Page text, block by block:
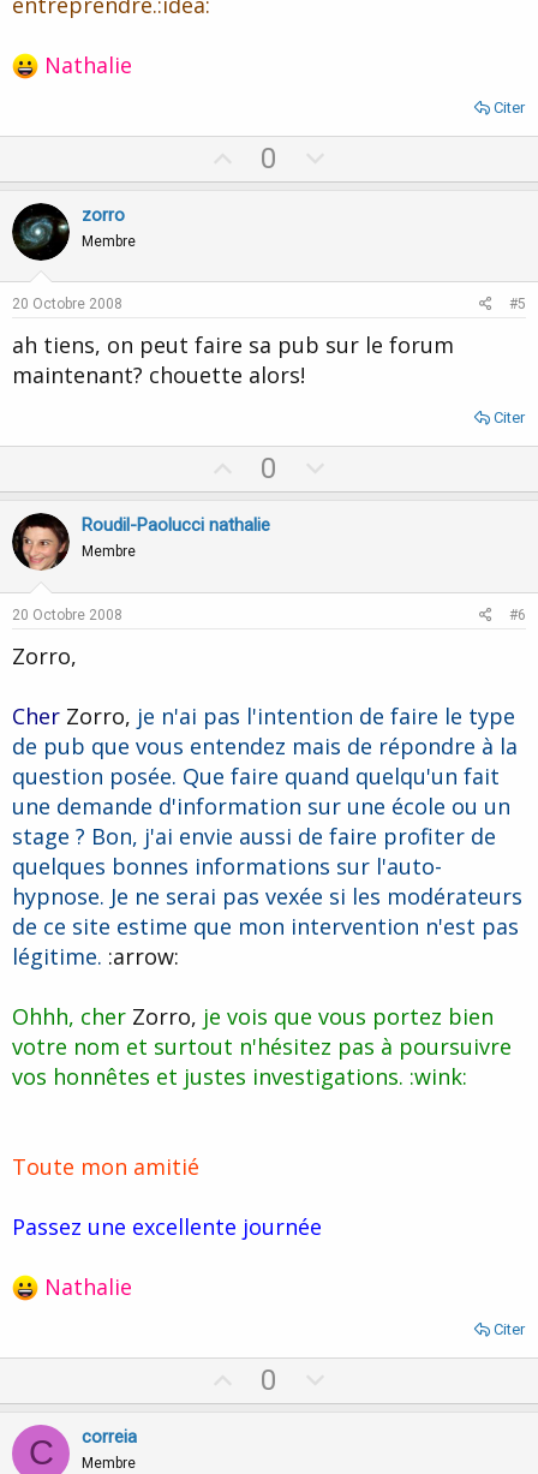
Nathalie
Citer
p
t
0
o
v
e
zorro
Membre
20 Octobre 2008 #5
ah tiens, on peut faire sa pub sur le forum
maintenant? chouette alors!
Citer
p
v
0
o
Roudil-Paolucci nathalie
Membre
20 Octobre 2008 #6
Zorro,
Cher Zorro, je n'ai pas l'intention de faire le type
de pub que vous entendez mais de répondre à la
question posée. Que faire quand quelqu'un fait
une demande d'information sur une école ou un
stage ? Bon, j'ai envie aussi de faire profiter de
quelques bonnes informations sur l'auto-
hypnose. Je ne serai pas vexée si les modérateurs
de ce site estime que mon intervention n'est pas
légitime. :arrow:
Ohhh, cher Zorro, je vois que vous portez bien
votre nom et surtout n'hésitez pas à poursuivre
vos honnêtes et justes investigations. :wink:
Toute mon amitié
Passez une excellente journée
Nathalie
Citer
p
0
o
C correia
Membre